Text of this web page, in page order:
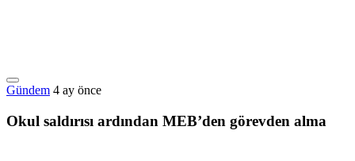
Gündem 4 ay önce
Okul saldırısı ardından MEB’den görevden alma